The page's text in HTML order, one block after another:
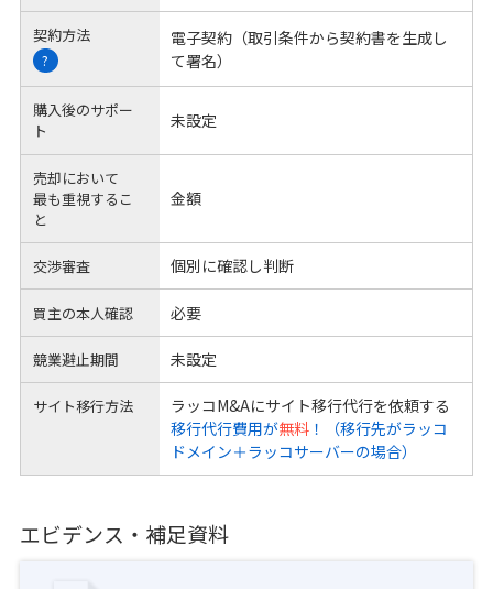
契約方法
?
電子契約（取引条件から契約書を生成し
て署名）
購入後のサポー
ト
未設定
売却において
最も重視するこ
と
金額
交渉審査 個別に確認し判断
買主の本人確認 必要
競業避止期間 未設定
サイト移行方法
ラッコM&Aにサイト移行代行を依頼する
移行代行費用が無料！（移行先がラッコ
ドメイン＋ラッコサーバーの場合）
エビデンス・補足資料